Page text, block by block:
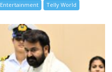
Entertainment Telly World